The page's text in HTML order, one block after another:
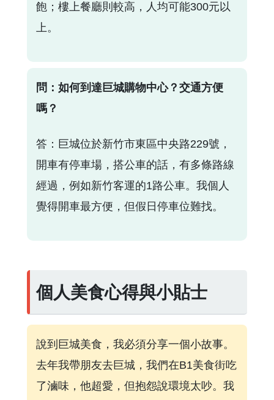
飽；樓上餐廳則較高，人均可能300元以
上。
問：如何到達巨城購物中心？交通方便
嗎？
答：巨城位於新竹市東區中央路229號，
開車有停車場，搭公車的話，有多條路線
經過，例如新竹客運的1路公車。我個人
覺得開車最方便，但假日停車位難找。
個人美食心得與小貼士
說到巨城美食，我必須分享一個小故事。
去年我帶朋友去巨城，我們在B1美食街吃
了滷味，他超愛，但抱怨說環境太吵。我